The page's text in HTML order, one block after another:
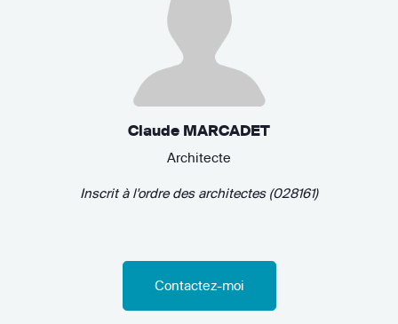
Claude MARCADET
Architecte
Inscrit à l'ordre des architectes (028161)
Contactez-moi